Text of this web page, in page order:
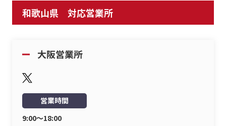
和歌山県 対応営業所
営業時間
9:00〜18:00